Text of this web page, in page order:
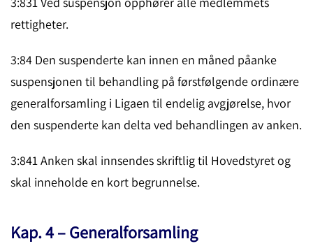
rettigheter.
3:84 Den suspenderte kan innen en måned påanke
suspen­sjonen til behand­ling på førstfølg­ende ordinære
general­for­samling i Ligaen til endelig avgjørelse, hvor
den suspenderte kan delta ved behand­lingen av anken.
3:841 Anken skal innsendes skriftlig til Hovedstyret og
skal inne­holde en kort begrun­nelse.
Kap. 4 – Generalforsamling